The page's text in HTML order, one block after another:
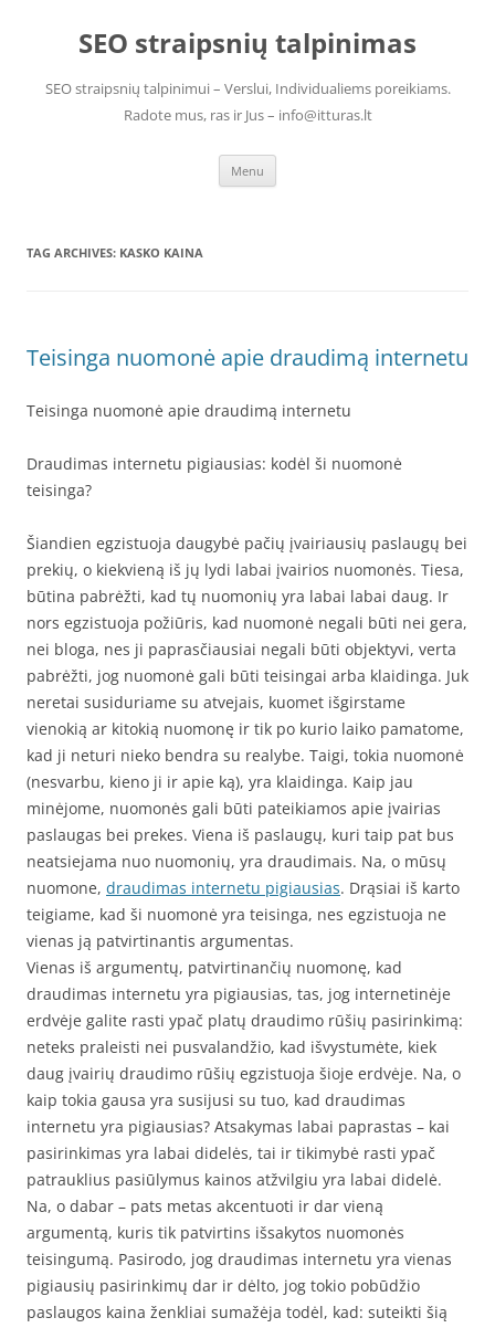
contentSEO straipsnių talpinimas
SEO straipsnių talpinimui – Verslui, Individualiems poreikiams.
Radote mus, ras ir Jus – info@itturas.lt
Menu
TAG ARCHIVES: KASKO KAINA
Teisinga nuomonė apie draudimą internetu
Teisinga nuomonė apie draudimą internetu
Draudimas internetu pigiausias: kodėl ši nuomonė
teisinga?
Šiandien egzistuoja daugybė pačių įvairiausių paslaugų bei
prekių, o kiekvieną iš jų lydi labai įvairios nuomonės. Tiesa,
būtina pabrėžti, kad tų nuomonių yra labai labai daug. Ir
nors egzistuoja požiūris, kad nuomonė negali būti nei gera,
nei bloga, nes ji paprasčiausiai negali būti objektyvi, verta
pabrėžti, jog nuomonė gali būti teisingai arba klaidinga. Juk
neretai susiduriame su atvejais, kuomet išgirstame
vienokią ar kitokią nuomonę ir tik po kurio laiko pamatome,
kad ji neturi nieko bendra su realybe. Taigi, tokia nuomonė
(nesvarbu, kieno ji ir apie ką), yra klaidinga. Kaip jau
minėjome, nuomonės gali būti pateikiamos apie įvairias
paslaugas bei prekes. Viena iš paslaugų, kuri taip pat bus
neatsiejama nuo nuomonių, yra draudimais. Na, o mūsų
nuomone, draudimas internetu pigiausias. Drąsiai iš karto
teigiame, kad ši nuomonė yra teisinga, nes egzistuoja ne
vienas ją patvirtinantis argumentas.
Vienas iš argumentų, patvirtinančių nuomonę, kad
draudimas internetu yra pigiausias, tas, jog internetinėje
erdvėje galite rasti ypač platų draudimo rūšių pasirinkimą:
neteks praleisti nei pusvalandžio, kad išvystumėte, kiek
daug įvairių draudimo rūšių egzistuoja šioje erdvėje. Na, o
kaip tokia gausa yra susijusi su tuo, kad draudimas
internetu yra pigiausias? Atsakymas labai paprastas – kai
pasirinkimas yra labai didelės, tai ir tikimybė rasti ypač
patrauklius pasiūlymus kainos atžvilgiu yra labai didelė.
Na, o dabar – pats metas akcentuoti ir dar vieną
argumentą, kuris tik patvirtins išsakytos nuomonės
teisingumą. Pasirodo, jog draudimas internetu yra vienas
pigiausių pasirinkimų dar ir dėlto, jog tokio pobūdžio
paslaugos kaina ženkliai sumažėja todėl, kad: suteikti šią